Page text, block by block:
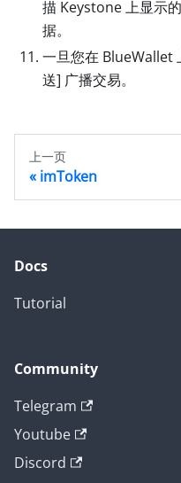
描 Keystone 上显示
据。
一旦您在 BlueWallet
送] 广播交易。
上一页
imToken
Docs
Tutorial
Community
Telegram
Youtube
Discord